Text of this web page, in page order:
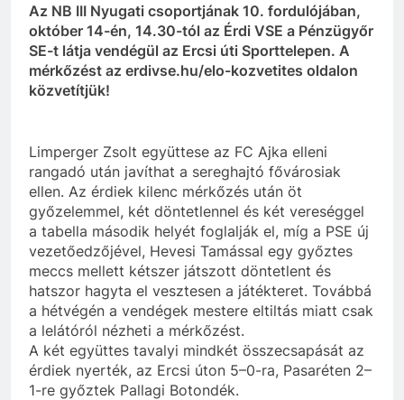
Az NB III Nyugati csoportjának 10. fordulójában,
október 14-én, 14.30-tól az Érdi VSE a Pénzügyőr
SE-t látja vendégül az Ercsi úti Sporttelepen. A
mérkőzést az erdivse.hu/elo-kozvetites oldalon
közvetítjük!
Limperger Zsolt együttese az FC Ajka elleni
rangadó után javíthat a sereghajtó fővárosiak
ellen. Az érdiek kilenc mérkőzés után öt
győzelemmel, két döntetlennel és két vereséggel
a tabella második helyét foglalják el, míg a PSE új
vezetőedzőjével, Hevesi Tamással egy győztes
meccs mellett kétszer játszott döntetlent és
hatszor hagyta el vesztesen a játékteret. Továbbá
a hétvégén a vendégek mestere eltiltás miatt csak
a lelátóról nézheti a mérkőzést.
A két együttes tavalyi mindkét összecsapását az
érdiek nyerték, az Ercsi úton 5–0-ra, Pasaréten 2–
1-re győztek Pallagi Botondék.